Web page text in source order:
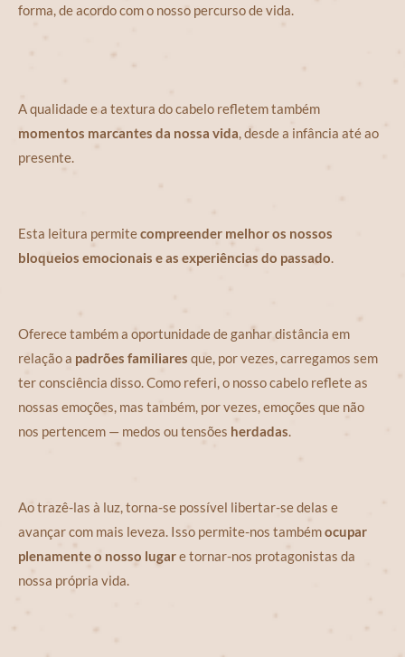
forma, de acordo com o nosso percurso de vida.
A qualidade e a textura do cabelo refletem também
momentos marcantes da nossa vida, desde a infância até ao
presente.
Esta leitura permitecompreender melhor os nossos
bloqueios emocionais e as experiências do passado.
Oferece também a oportunidade de ganhar distância em
relação a padrões familiares que, por vezes, carregamos sem
ter consciência disso. Como referi, o nosso cabelo reflete as
nossas emoções, mas também, por vezes, emoções que não
nos pertencem — medos ou tensões herdadas.
Ao trazê-las à luz, torna-se possível libertar-se delas e
avançar com mais leveza. Isso permite-nos tambémocupar
plenamente o nosso lugare tornar-nos protagonistas da
nossa própria vida.